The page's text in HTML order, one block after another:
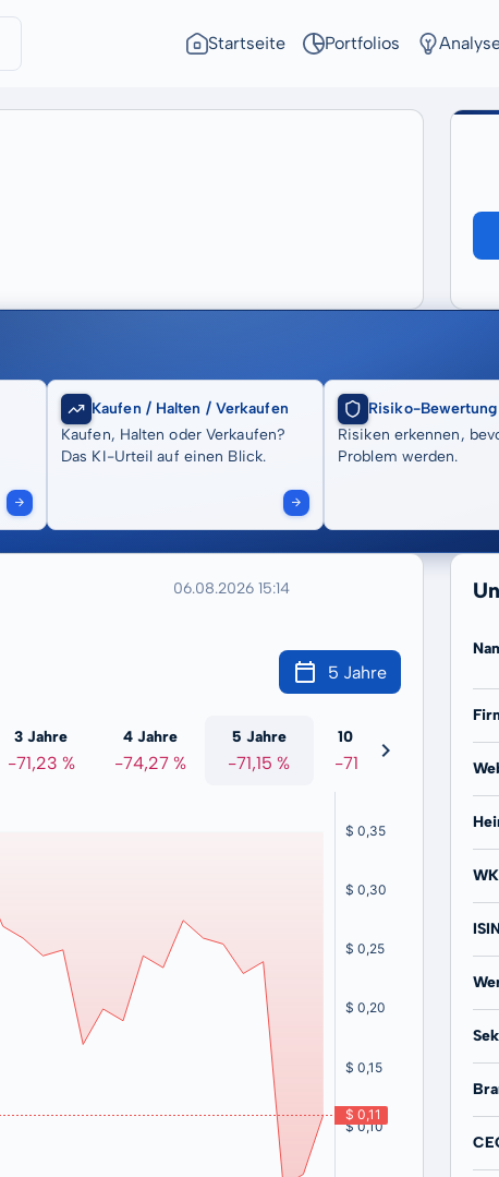
Startseite Portfolios
Kaufen / Halten / Verkaufen
Kaufen, Halten oder Verkaufen?
Das KI-Urteil auf einen Blick.
Risiko-Bewertung
Risiken erkennen,
Problem werden.
06.08.2026 15:14
5 Jahre
3 Jahre
-71,23 %
4 Jahre
-74,27 %
5 Jahre
-71,15 %
10 Jahre
-71,47 % -71,62